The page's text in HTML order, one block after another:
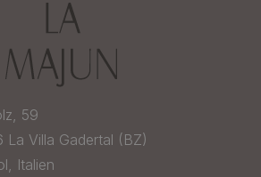
59
La Villa Gadertal (BZ)
Italien